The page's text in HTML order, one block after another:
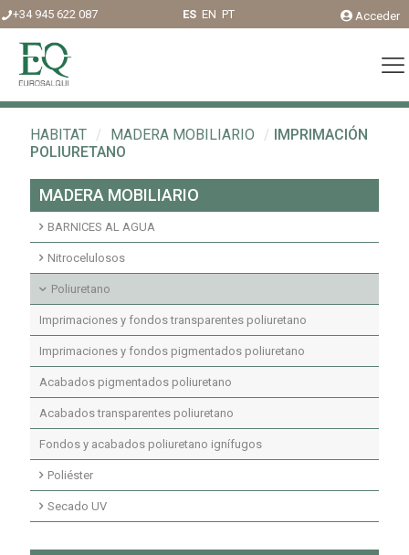
+34 945 622 087 ES EN PT Acceder
HABITAT / MADERA MOBILIARIO /
IMPRIMACIÓN
POLIURETANO
MADERA MOBILIARIO
BARNICES AL AGUA
Acabados agua interior
Fondos agua interior
Nitrocelulosos
Fondos Nitrocelulosos
Acabados nitrocelulosos
Poliuretano
Imprimaciones y fondos transparentes poliuretano
Imprimaciones y fondos pigmentados poliuretano
Acabados pigmentados poliuretano
Acabados transparentes poliuretano
Fondos y acabados poliuretano ignífugos
Poliéster
Fondos transparentes poliéster insaturado
Secado UV